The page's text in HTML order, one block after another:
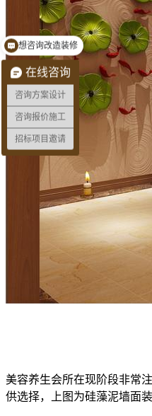
美容养生会所在现阶段非常
供选择，上图为硅藻泥墙面装
在线咨询
咨询方案设计
咨询报价施工
招标项目邀请
预约量房看现场
想咨询改造装修